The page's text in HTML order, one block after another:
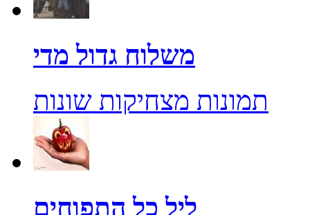
משלוח גדול מדי
תמונות מצחיקות שונות
ליל כל התפוחים